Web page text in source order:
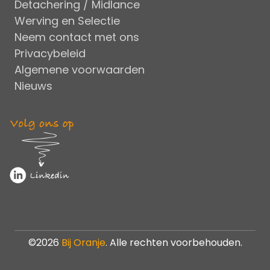
Detachering / Midlance
Werving en Selectie
Neem contact met ons
Privacybeleid
Algemene voorwaarden
Nieuws
©2026 Bij Oranje. Alle rechten voorbehouden.